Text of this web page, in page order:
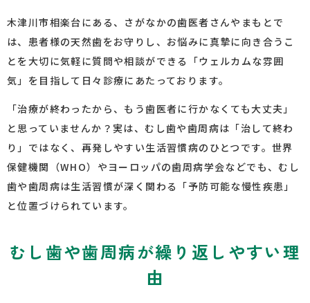
木津川市相楽台にある、さがなかの歯医者さんやまもとで
は、患者様の天然歯をお守りし、お悩みに真摯に向き合うこ
とを大切に気軽に質問や相談ができる「ウェルカムな雰囲
気」を目指して日々診療にあたっております。
「治療が終わったから、もう歯医者に行かなくても大丈夫」
と思っていませんか？実は、むし歯や歯周病は「治して終わ
り」ではなく、再発しやすい生活習慣病のひとつです。世界
保健機関（WHO）やヨーロッパの歯周病学会などでも、むし
歯や歯周病は生活習慣が深く関わる「予防可能な慢性疾患」
と位置づけられています。
むし歯や歯周病が繰り返しやすい理
由